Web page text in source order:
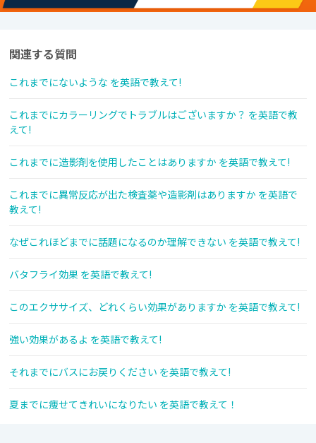
関連する質問
これまでにないような を英語で教えて!
これまでにカラーリングでトラブルはございますか？ を英語で教
えて!
これまでに造影剤を使用したことはありますか を英語で教えて!
これまでに異常反応が出た検査薬や造影剤はありますか を英語で
教えて!
なぜこれほどまでに話題になるのか理解できない を英語で教えて!
バタフライ効果 を英語で教えて!
このエクササイズ、どれくらい効果がありますか を英語で教えて!
強い効果があるよ を英語で教えて!
それまでにバスにお戻りください を英語で教えて!
夏までに痩せてきれいになりたい を英語で教えて！